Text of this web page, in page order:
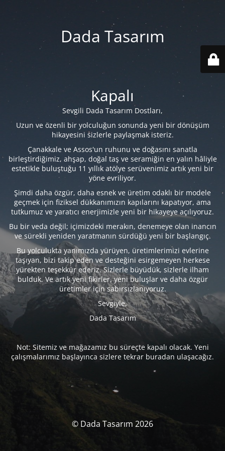
Dada Tasarım
Kapalı
Sevgili Dada Tasarım Dostları,
Uzun ve özenli bir yolculuğun sonunda yeni bir dönüşüm
hikayesini sizlerle paylaşmak isteriz.
Çanakkale ve Assos'un ruhunu ve doğasını sanatla
birleştirdiğimiz, ahşap, doğal taş ve seramiğin en yalın hâliyle
estetikle buluştuğu 11 yıllık atölye serüvenimiz artık yeni bir
yöne evriliyor.
Şimdi daha özgür, daha esnek ve üretim odaklı bir modele
geçmek için fiziksel dükkanımızın kapılarını kapatıyor, ama
tutkumuz ve yaratıcı enerjimizle yeni bir hikayeye açılıyoruz.
Bu bir veda değil; içimizdeki merakın, denemeye olan inancın
ve sürekli yeniden yaratmanın sürdüğü yeni bir başlangıç.
Bu yolculukta yanımızda yürüyen, üretimlerimizi evlerine
taşıyan, bizi takip eden ve desteğini esirgemeyen herkese
yürekten teşekkür ederiz. Sizlerle büyüdük, sizlerle ilham
bulduk. Ve artık yeni fikirler, yeni buluşlar ve daha özgür
üretimler için sabırsızlanıyoruz.
Sevgiyle,
Dada Tasarım
Not: Sitemiz ve mağazamız bu süreçte kapalı olacak. Yeni
çalışmalarımız başlayınca sizlere tekrar buradan ulaşacağız.
© Dada Tasarım 2026